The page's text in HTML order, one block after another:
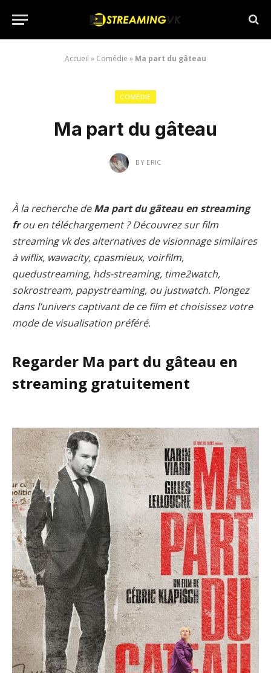
Accueil » Comédie » Ma part du gâteau
COMÉDIE
Ma part du gâteau
BY ERIC
À la recherche deMa part du gâteau en streaming
frou en téléchargement ? Découvrez sur film
streaming vk des alternatives de visionnage similaires
à wiflix, wawacity, cpasmieux, voirfilm,
quedustreaming, hds-streaming, time2watch,
sokrostream, papystreaming, ou justwatch. Plongez
dans l’univers captivant de ce film et choisissez votre
mode de visualisation préféré.
Regarder Ma part du gâteau en
streaming gratuitement